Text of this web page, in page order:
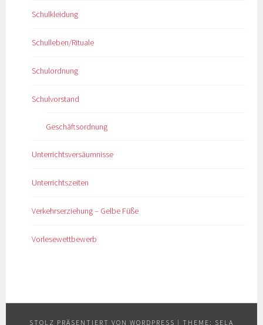
Schulkleidung
Schulleben/Rituale
Schulordnung
Schulvorstand
Geschäftsordnung
Unterrichtsversäumnisse
Unterrichtszeiten
Verkehrserziehung – Gelbe Füße
Vorlesewettbewerb
STOLZ PRÄSENTIERT VON WORDPRESS | THEME: SELA